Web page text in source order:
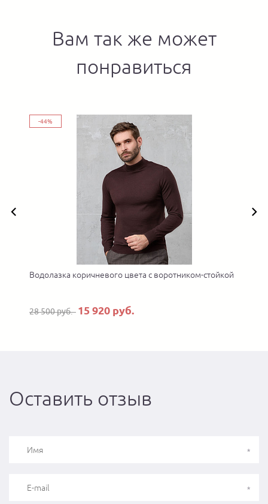
Вам так же может
понравиться
-44%
Водолазка коричневого цвета с воротником-стойкой
28 500 руб. 15 920 руб.
Оставить отзыв